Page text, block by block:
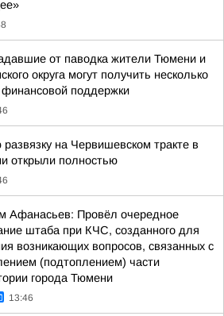
от паводка жители Тюмени и
округа могут получить несколько
поддержки
на Червишевском тракте в
открыли полностью
Афанасьев: Провёл очередное
штаба при КЧС, созданного для
возникающих вопросов, связанных с
(подтоплением) части
города Тюмени
13:46